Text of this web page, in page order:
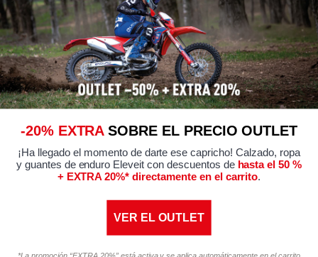
Enlaces útiles
Política de privacidad
Política de cookies
Modificar preferencias de
Cookies
Condiciones generales de
Certificaciones de conformidad
-20% EXTRASOBRE EL PRECIO OUTLET
¡Ha llegado el momento de darte ese capricho! Calzado, ropa
y guantes de enduro Eleveit con descuentos de hasta el 50 %
+ EXTRA 20%* directamente en el carrito.
VER EL OUTLET